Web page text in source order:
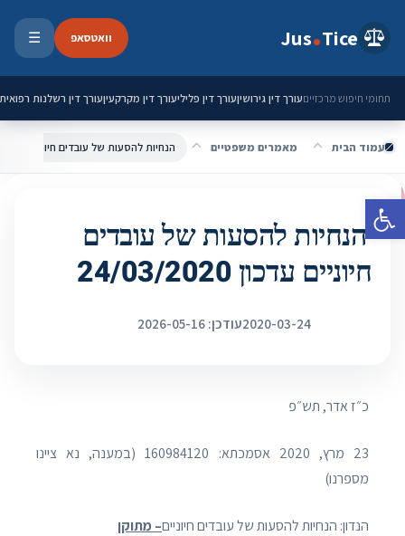
פתח סרגל נגישות
Jus Tice וואטסאפ ☰
תחומי חיפוש מרכזייםעורך דין גירושיןעורך דין פליליעורך דין מקרקעיןעורך דין רשלנות רפואית
עמוד הבית מאמרים משפטיים הנחיות להסעות של עובדים חיוניים עדכון 24/03/
הנחיות להסעות של עובדים
חיוניים עדכון 24/03/2020
2020-03-24עודכן: 2026-05-16
כ״ז אדר, תש״פ
23 מרץ, 2020 אסמכתא: 160984120 (במענה, נא ציינו
מספרנו)
הנדון: הנחיות להסעות של עובדים חיוניים– מתוקן